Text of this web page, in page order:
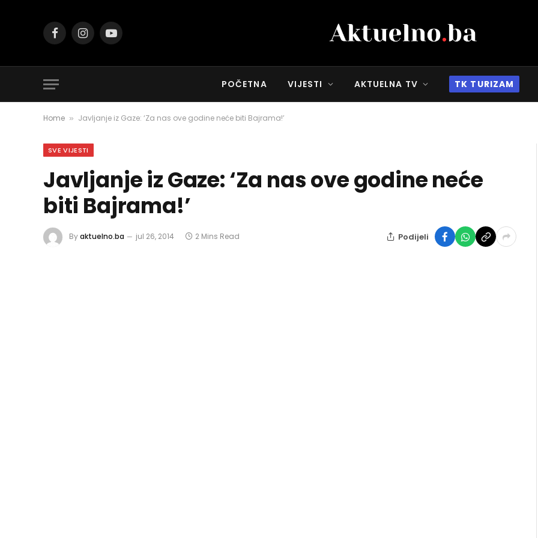
FacebookInstagramYouTube
POČETNA VIJESTI AKTUELNA TV TK TURIZAM
Home » Javljanje iz Gaze: ‘Za nas ove godine neće biti Bajrama!’
SVE VIJESTI
Javljanje iz Gaze: ‘Za nas ove godine neće
biti Bajrama!’
Byaktuelno.ba jul 26, 2014 2 Mins Read Podijeli